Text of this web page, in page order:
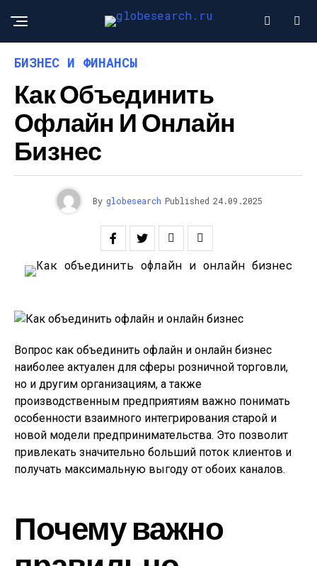
БИЗНЕС И ФИНАНСЫ
Как Объединить
Офлайн И Онлайн
Бизнес
By globesearch Published 24.09.2025
Вопрос как объединить офлайн и онлайн бизнес
наиболее актуален для сферы розничной торговли,
но и другим организациям, а также
производственным предприятиям важно понимать
особенности взаимного интегрирования старой и
новой модели предпринимательства. Это позволит
привлекать значительно больший поток клиентов и
получать максимальную выгоду от обоих каналов.
Почему важно